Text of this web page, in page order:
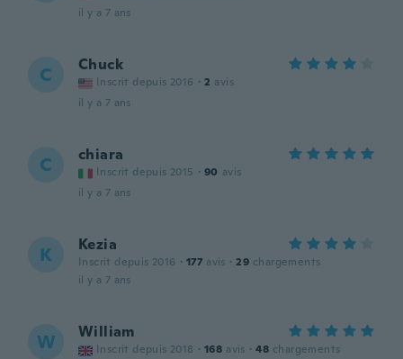
il y a 7 ans
C Chuck
Inscrit depuis 2016 · 2 avis
il y a 7 ans
C chiara
Inscrit depuis 2015 · 90 avis
il y a 7 ans
K Kezia
Inscrit depuis 2016 · 177 avis · 29 chargements
il y a 7 ans
W William
Inscrit depuis 2018 · 168 avis · 48 chargements